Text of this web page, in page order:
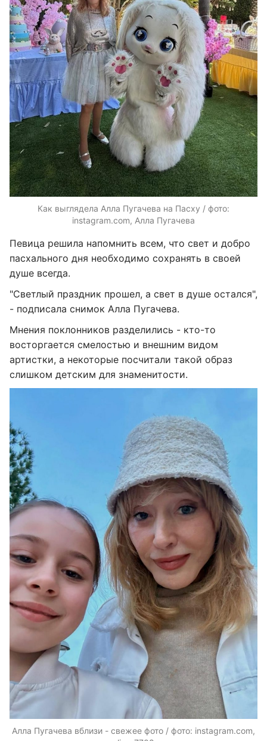
Как выглядела Алла Пугачева на Пасху / фото:
instagram.com, Алла Пугачева
Певица решила напомнить всем, что свет и добро
пасхального дня необходимо сохранять в своей
душе всегда.
"Светлый праздник прошел, а свет в душе остался",
- подписала снимок Алла Пугачева.
Мнения поклонников разделились - кто-то
восторгается смелостью и внешним видом
артистки, а некоторые посчитали такой образ
слишком детским для знаменитости.
Алла Пугачева вблизи - свежее фото / фото: instagram.com,